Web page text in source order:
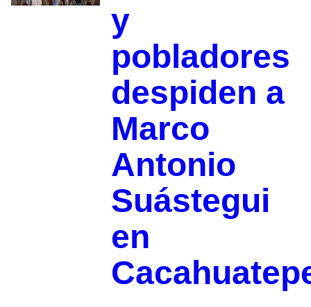
y
pobladores
despiden a
Marco
Antonio
Suástegui
en